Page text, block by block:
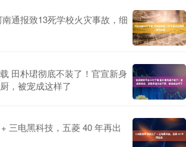
通报致13死学校火灾事故，细
田朴珺彻底不装了！官宣新身
，被宠成这样了
三电黑科技，五菱 40 年再出